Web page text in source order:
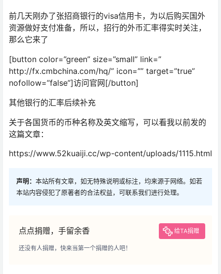
前几天刚办了张招商银行的visa信用卡，为以后购买国外
资源做好支付准备，所以，招行的外币汇率得实时关注，
那么它来了
[button color=”green” size=”small” link=”
http://fx.cmbchina.com/hq/” icon=”” target=”true”
nofollow=”false”]访问官网[/button]
其他银行的汇率后续补充
关于各国货币的币种名称及英文缩写，可以看我以前发的
这篇文章：
https://www.52kuaiji.cc/wp-content/uploads/1115.html
声明： 本站所有文章，如无特殊说明或标注，均来源于网络。如若
本站内容侵犯了原著者的合法权益，可联系我们进行处理。
点点捐赠，手留余香 给TA捐赠
还没有人捐赠，快来当第一个捐赠的人吧！